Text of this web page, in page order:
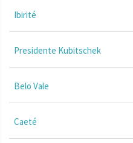
Ibirité
Presidente Kubitschek
Belo Vale
Caeté